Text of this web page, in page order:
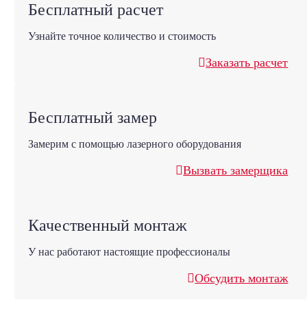
Бесплатный расчет
Узнайте точное количество и стоимость
Заказать расчет
Бесплатный замер
Замерим с помощью лазерного оборудования
Вызвать замерщика
Качественный монтаж
У нас работают настоящие профессионалы
Обсудить монтаж